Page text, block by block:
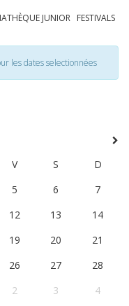
JUNIOR FESTIVALS
les dates selectionnées
V S
D
5 6
7
12 13
14
19 20
21
26 27
28
2 3 4